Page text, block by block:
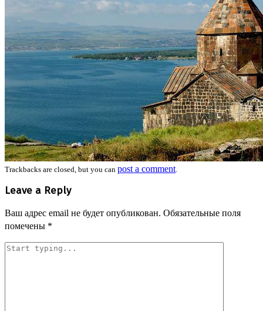
Trackbacks are closed, but you can post a comment.
Leave a Reply
Ваш адрес email не будет опубликован. Обязательные поля
помечены *